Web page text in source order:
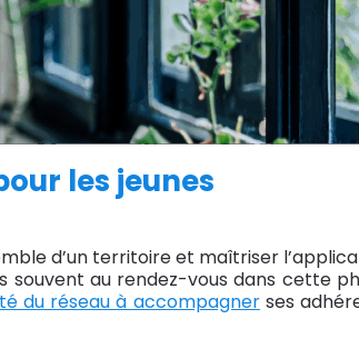
les jeunes
d’un territoire et maîtriser
souvent au rendez-vous dans cette
du réseau à accompagnerses